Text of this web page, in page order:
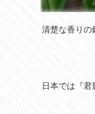
清楚な香りの
日本では『